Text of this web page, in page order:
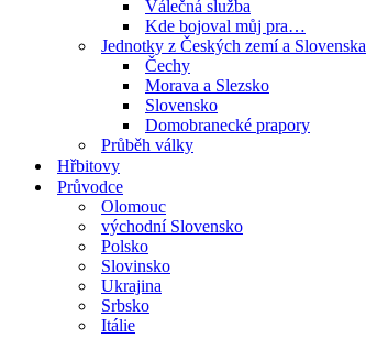
Válečná služba
Kde bojoval můj pra…
Jednotky z Českých zemí a Slovenska
Čechy
Morava a Slezsko
Slovensko
Domobranecké prapory
Průběh války
Hřbitovy
Průvodce
Olomouc
východní Slovensko
Polsko
Slovinsko
Ukrajina
Srbsko
Itálie